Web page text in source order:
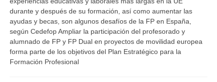
durante y después de su formación, así como aumentar las
ayudas y becas, son algunos desafíos de la FP en España,
según Cedefop Ampliar la participación del profesorado y
alumnado de FP y FP Dual en proyectos de movilidad europea
forma parte de los objetivos del Plan Estratégico para la
Formación Profesional